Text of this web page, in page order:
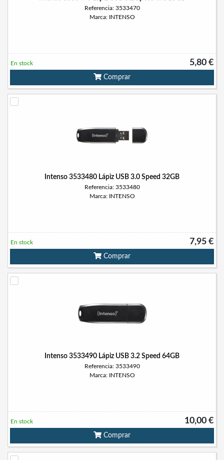
Referencia: 3533470
Marca: INTENSO
5,80 €
En stock
Comprar
Intenso 3533480 Lápiz USB 3.0 Speed 32GB
Referencia: 3533480
Marca: INTENSO
7,95 €
En stock
Comprar
Intenso 3533490 Lápiz USB 3.2 Speed 64GB
Referencia: 3533490
Marca: INTENSO
10,00 €
En stock
Comprar